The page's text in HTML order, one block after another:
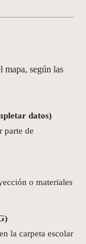
mapa, según las
datos)
parte de
o materiales
la carpeta escolar